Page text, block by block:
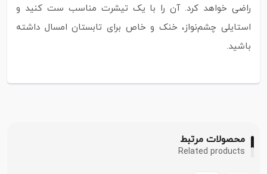
راضی خواهد کرد. آن را با یک تیشرت مناسب ست کنید و
استایلی چشم‌نواز، خنک و خاص برای تابستان امسال داشته
باشید.
محصولات مرتبط
Related products